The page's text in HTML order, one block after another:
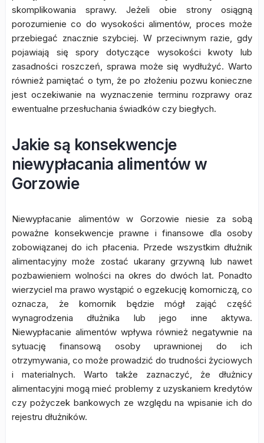
skomplikowania sprawy. Jeżeli obie strony osiągną
porozumienie co do wysokości alimentów, proces może
przebiegać znacznie szybciej. W przeciwnym razie, gdy
pojawiają się spory dotyczące wysokości kwoty lub
zasadności roszczeń, sprawa może się wydłużyć. Warto
również pamiętać o tym, że po złożeniu pozwu konieczne
jest oczekiwanie na wyznaczenie terminu rozprawy oraz
ewentualne przesłuchania świadków czy biegłych.
Jakie są konsekwencje
niewypłacania alimentów w
Gorzowie
Niewypłacanie alimentów w Gorzowie niesie za sobą
poważne konsekwencje prawne i finansowe dla osoby
zobowiązanej do ich płacenia. Przede wszystkim dłużnik
alimentacyjny może zostać ukarany grzywną lub nawet
pozbawieniem wolności na okres do dwóch lat. Ponadto
wierzyciel ma prawo wystąpić o egzekucję komorniczą, co
oznacza, że komornik będzie mógł zająć część
wynagrodzenia dłużnika lub jego inne aktywa.
Niewypłacanie alimentów wpływa również negatywnie na
sytuację finansową osoby uprawnionej do ich
otrzymywania, co może prowadzić do trudności życiowych
i materialnych. Warto także zaznaczyć, że dłużnicy
alimentacyjni mogą mieć problemy z uzyskaniem kredytów
czy pożyczek bankowych ze względu na wpisanie ich do
rejestru dłużników.